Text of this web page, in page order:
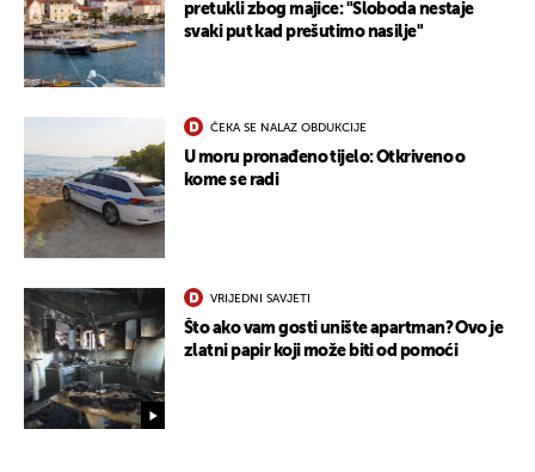
pretukli zbog majice: "Sloboda nestaje
svaki put kad prešutimo nasilje"
ČEKA SE NALAZ OBDUKCIJE
U moru pronađeno tijelo: Otkriveno o
kome se radi
VRIJEDNI SAVJETI
Što ako vam gosti unište apartman? Ovo je
zlatni papir koji može biti od pomoći